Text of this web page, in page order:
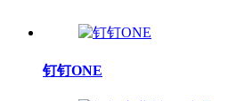
钉钉ONE